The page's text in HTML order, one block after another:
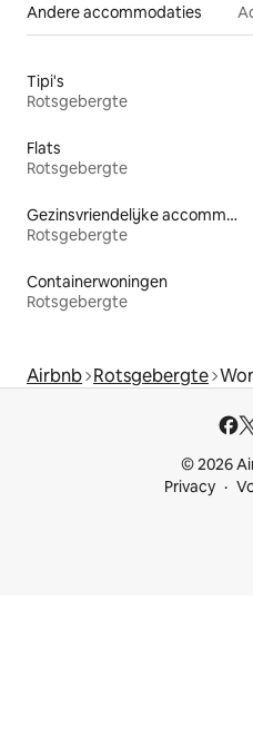
Andere accommodaties
Tipi's
Rotsgebergte
Flats
Rotsgebergte
Gezinsvriendelijke accommodaties
Rotsgebergte
Containerwoningen
Rotsgebergte
Airbnb Rotsgebergte
© 2026
Privacy